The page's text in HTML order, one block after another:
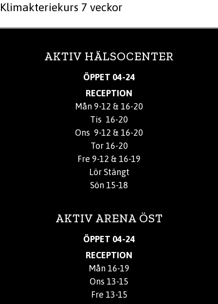
Klimakteriekurs 7 veckor
AKTIV HÄLSOCENTER
ÖPPET 04-24
RECEPTION
Mån 9-12 & 16-20
Tis 16-20
Ons 9-12 & 16-20
Tor 16-20
Fre 9-12 & 16-19
Lör Stängt
Sön 15-18
AKTIV ARENA ÖST
ÖPPET 04-24
RECEPTION
Mån 16-19
Ons 13-15
Fre 13-15